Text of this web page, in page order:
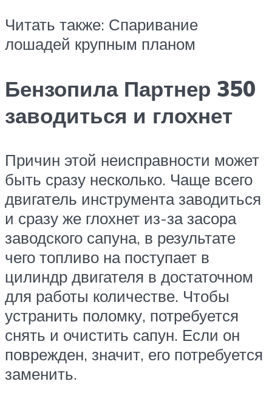
Читать также: Спаривание
лошадей крупным планом
Бензопила Партнер 350
заводиться и глохнет
Причин этой неисправности может
быть сразу несколько. Чаще всего
двигатель инструмента заводиться
и сразу же глохнет из-за засора
заводского сапуна, в результате
чего топливо на поступает в
цилиндр двигателя в достаточном
для работы количестве. Чтобы
устранить поломку, потребуется
снять и очистить сапун. Если он
поврежден, значит, его потребуется
заменить.